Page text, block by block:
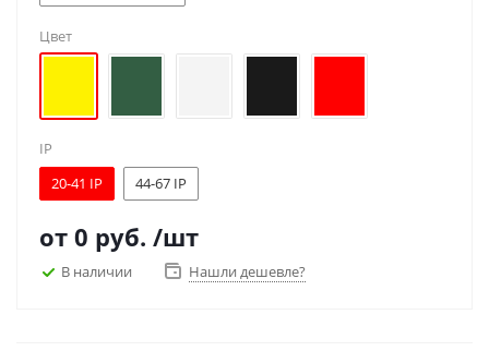
Цвет
IP
20-41 IP
44-67 IP
от 0 руб. /шт
В наличии Нашли дешевле?